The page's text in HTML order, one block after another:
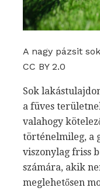
A nagy pázsit
CC BY 2.0
Sok
a füves
valahogy
történelmileg, a
viszonylag friss
számára, akik
meglehetősen